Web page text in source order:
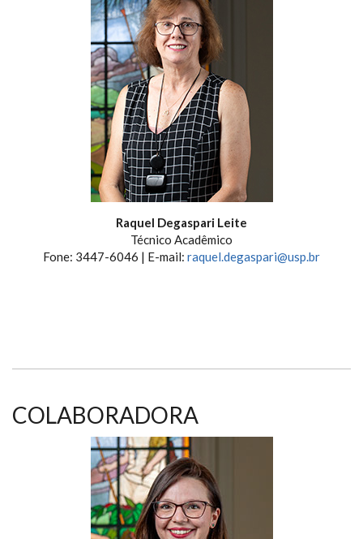
Raquel Degaspari Leite
Técnico Acadêmico
Fone: 3447-6046 | E-mail: raquel.degaspari@usp.br
COLABORADORA